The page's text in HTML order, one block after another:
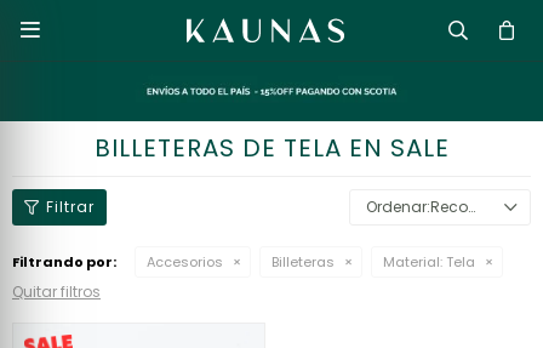

BILLETERAS DE TELA EN SALE
Recomendados
Filtrando por: Accesorios Billeteras Material: Tela
Quitar filtros